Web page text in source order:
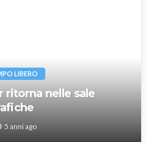
LIBERO
ritorna nelle sale
5 anni ago